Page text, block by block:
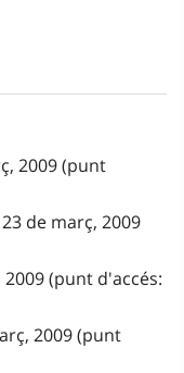
2009 (punt
de març, 2009
(punt d'accés:
2009 (punt